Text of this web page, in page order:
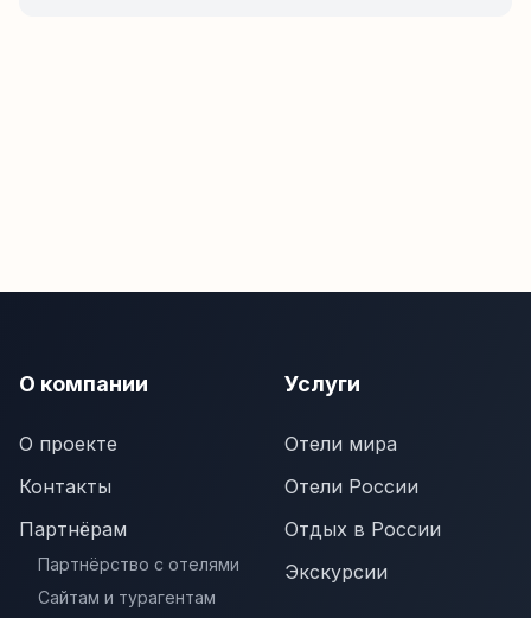
О компании
О проекте
Контакты
Партнёрам
Партнёрство с отелями
Сайтам и турагентам
Услуги
Отели мира
Отели России
Отдых в России
Экскурсии